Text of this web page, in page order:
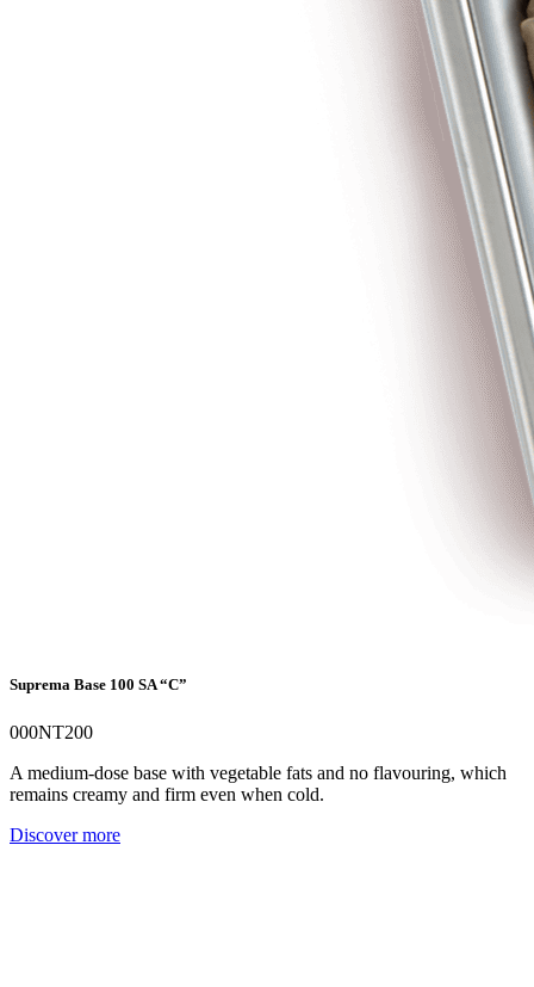
Suprema Base 100 SA “C”
000NT200
A medium-dose base with vegetable fats and no flavouring, which
remains creamy and firm even when cold.
Discover more